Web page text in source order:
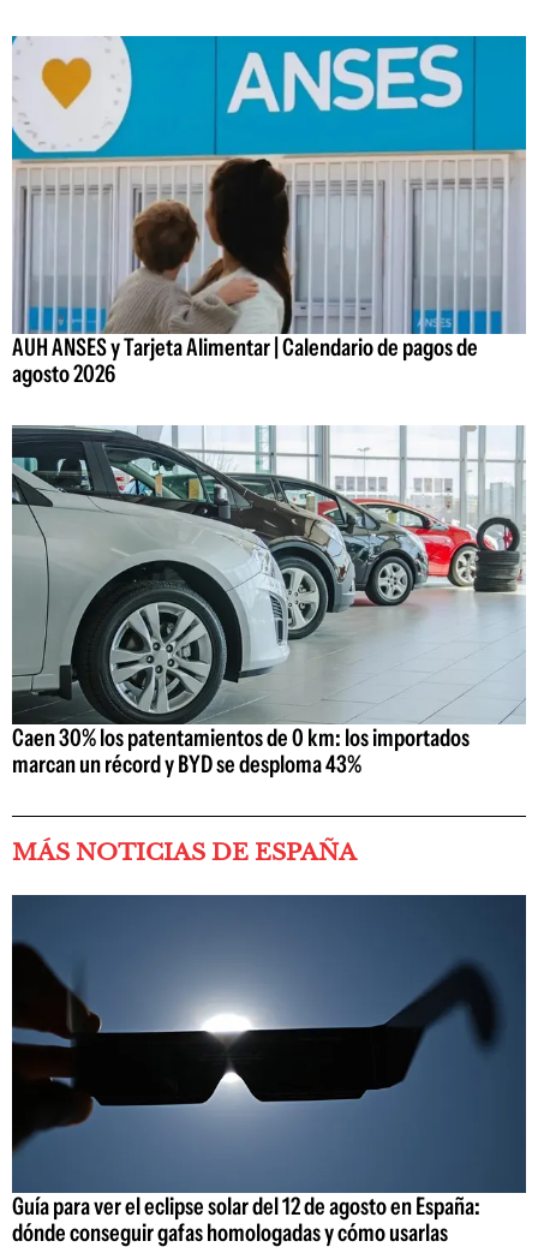
AUH ANSES y Tarjeta Alimentar | Calendario de pagos de
agosto 2026
Caen 30% los patentamientos de 0 km: los importados
marcan un récord y BYD se desploma 43%
MÁS NOTICIAS DE ESPAÑA
Guía para ver el eclipse solar del 12 de agosto en España:
dónde conseguir gafas homologadas y cómo usarlas